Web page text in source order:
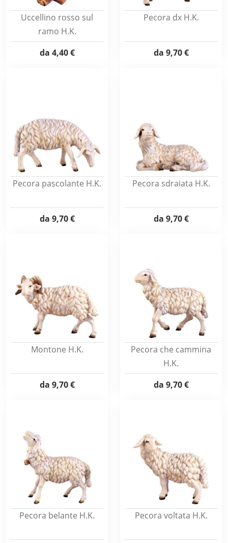
Uccellino rosso sul
ramo H.K.
da 4,40 €
Pecora dx H.K.
da 9,70 €
Pecora pascolante H.K.
da 9,70 €
Pecora sdraiata H.K.
da 9,70 €
Montone H.K.
da 9,70 €
Pecora che cammina
H.K.
da 9,70 €
Pecora belante H.K. Pecora voltata H.K.